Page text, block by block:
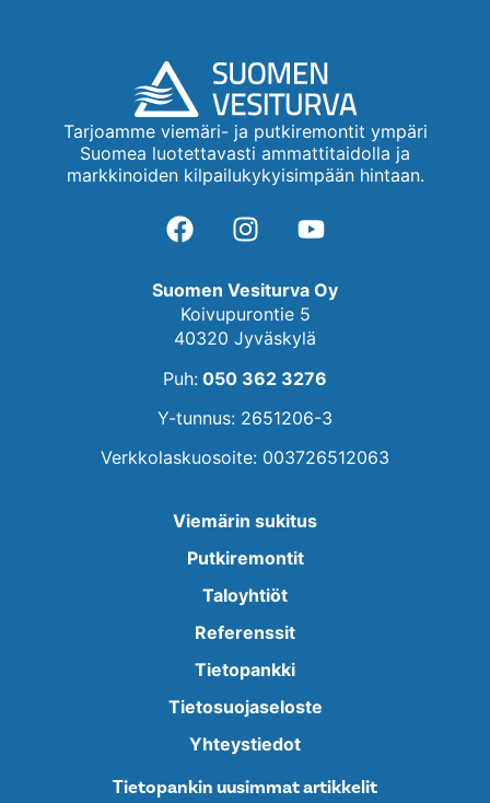
Tarjoamme viemäri- ja putkiremontit ympäri
Suomea luotettavasti ammattitaidolla ja
markkinoiden kilpailukykyisimpään hintaan.
Suomen Vesiturva Oy
Koivupurontie 5
40320 Jyväskylä
Puh: 050 362 3276
Y-tunnus: 2651206-3
Verkkolaskuosoite: 003726512063
Viemärin sukitus
Putkiremontit
Taloyhtiöt
Referenssit
Tietopankki
Tietosuojaseloste
Yhteystiedot
Tietopankin uusimmat artikkelit